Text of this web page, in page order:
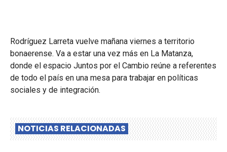
Rodríguez Larreta vuelve mañana viernes a territorio
bonaerense. Va a estar una vez más en La Matanza,
donde el espacio Juntos por el Cambio reúne a referentes
de todo el país en una mesa para trabajar en políticas
sociales y de integración.
NOTICIAS RELACIONADAS